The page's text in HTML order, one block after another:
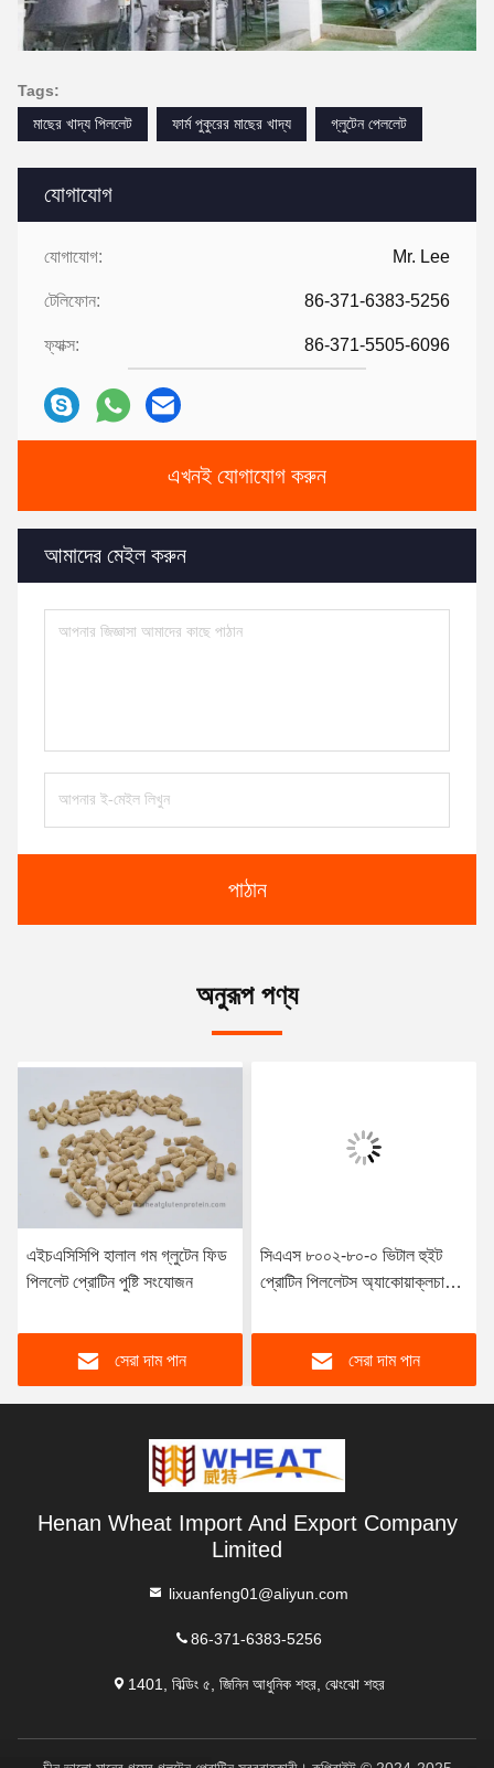
যোগাযোগ
যোগাযোগ: Mr. Lee
টেলিফোন: 86-371-6383-5256
ফ্যাক্স: 86-371-5505-6096
এখনই যোগাযোগ করুন
আমাদের মেইল করুন
পাঠান
Tags:
মাছের খাদ্য পিললেট
ফার্ম পুকুরের মাছের খাদ্য গ্লুটেন পেললেট
অনুরূপ পণ্য
এইচএসিসিপি হালাল গম গ্লুটেন ফিড
পিললেট প্রোটিন পুষ্টি সংযোজন
সেরা দাম পান
সিএএস ৮০০২-৮০-০ ভিটাল হুইট
প্রোটিন পিললেটস অ্যাকোয়াক্লচার
সেরা দাম পান
Henan Wheat Import And Export Company
Limited
lixuanfeng01@aliyun.com
86-371-6383-5256
1401, বিল্ডিং ৫, জিনিন আধুনিক শহর, ঝেংঝো শহর